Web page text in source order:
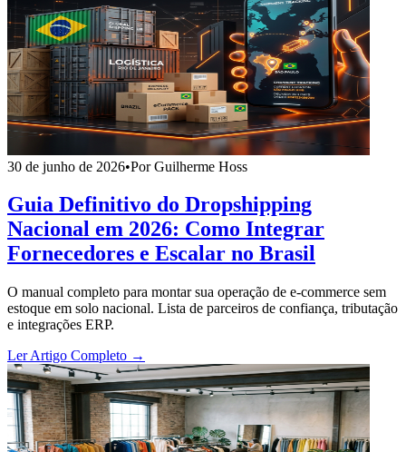
30 de junho de 2026•Por Guilherme Hoss
Guia Definitivo do Dropshipping
Nacional em 2026: Como Integrar
Fornecedores e Escalar no Brasil
O manual completo para montar sua operação de e-commerce sem
estoque em solo nacional. Lista de parceiros de confiança, tributação
e integrações ERP.
Ler Artigo Completo →